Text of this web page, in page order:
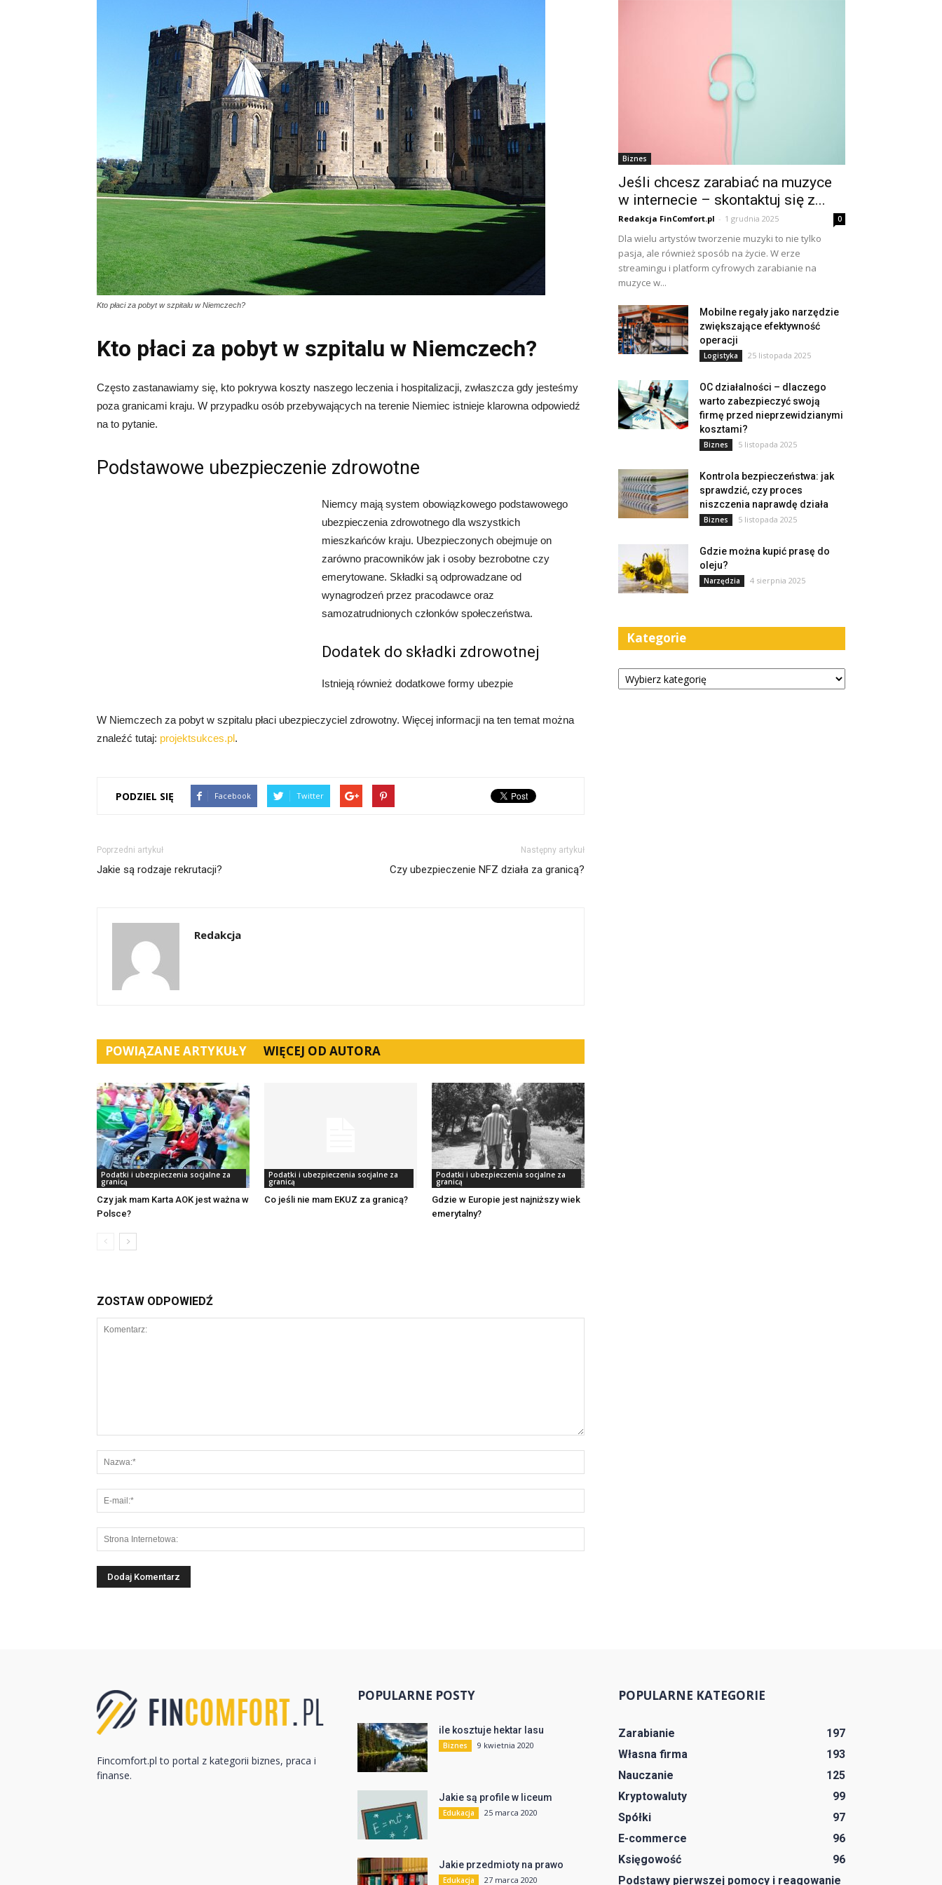
Kto płaci za pobyt w szpitalu w Niemczech?
Kto płaci za pobyt w szpitalu w Niemczech?
Często zastanawiamy się, kto pokrywa koszty naszego leczenia i hospitalizacji, zwłaszcza gdy jesteśmy
poza granicami kraju. W przypadku osób przebywających na terenie Niemiec istnieje klarowna odpowiedź
na to pytanie.
Podstawowe ubezpieczenie zdrowotne
Niemcy mają system obowiązkowego podstawowego
ubezpieczenia zdrowotnego dla wszystkich
mieszkańców kraju. Ubezpieczonych obejmuje on
zarówno pracowników jak i osoby bezrobotne czy
emerytowane. Składki są odprowadzane od
wynagrodzeń przez pracodawce oraz
samozatrudnionych członków społeczeństwa.
Dodatek do składki zdrowotnej
Istnieją również dodatkowe formy ubezpie
W Niemczech za pobyt w szpitalu płaci ubezpieczyciel zdrowotny. Więcej informacji na ten temat można
znaleźć tutaj: projektsukces.pl.
PODZIEL SIĘ Facebook Twitter
Poprzedni artykuł
Jakie są rodzaje rekrutacji?
Następny artykuł
Czy ubezpieczenie NFZ działa za granicą?
Redakcja
POWIĄZANE ARTYKUŁY WIĘCEJ OD AUTORA
Podatki i ubezpieczenia socjalne za
granicą
Czy jak mam Karta AOK jest ważna w
Polsce?
Podatki i ubezpieczenia socjalne za
granicą
Co jeśli nie mam EKUZ za granicą?
Podatki i ubezpieczenia socjalne za
granicą
Gdzie w Europie jest najniższy wiek
emerytalny?
ZOSTAW ODPOWIEDŹ
Biznes
Jeśli chcesz zarabiać na muzyce
w internecie – skontaktuj się z...
Redakcja FinComfort.pl - 1 grudnia 2025 0
Dla wielu artystów tworzenie muzyki to nie tylko
pasja, ale również sposób na życie. W erze
streamingu i platform cyfrowych zarabianie na
muzyce w...
Mobilne regały jako narzędzie
zwiększające efektywność
operacji
Logistyka 25 listopada 2025
OC działalności – dlaczego
warto zabezpieczyć swoją
firmę przed nieprzewidzianymi
kosztami?
Biznes 5 listopada 2025
Kontrola bezpieczeństwa: jak
sprawdzić, czy proces
niszczenia naprawdę działa
Biznes 5 listopada 2025
Gdzie można kupić prasę do
oleju?
Narzędzia 4 sierpnia 2025
Kategorie
Kategorie
Fincomfort.pl to portal z kategorii biznes, praca i
finanse.
POPULARNE POSTY
ile kosztuje hektar lasu
Biznes 9 kwietnia 2020
Jakie są profile w liceum
Edukacja 25 marca 2020
Jakie przedmioty na prawo
Edukacja 27 marca 2020
POPULARNE KATEGORIE
Zarabianie
197
Własna firma
193
Nauczanie
125
Kryptowaluty
99
Spółki
97
E-commerce
96
Księgowość
96
Podstawy pierwszej pomocy i reagowanie